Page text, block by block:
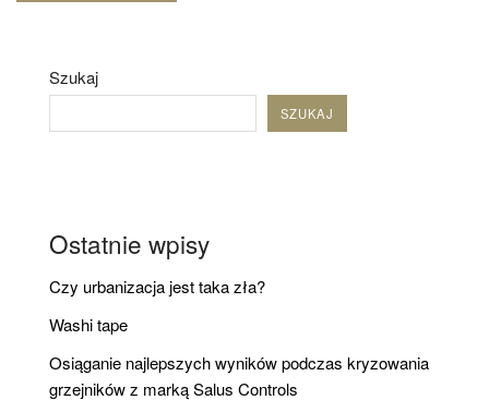
Szukaj
SZUKAJ
Ostatnie wpisy
Czy urbanizacja jest taka zła?
Washi tape
Osiąganie najlepszych wyników podczas kryzowania
grzejników z marką Salus Controls